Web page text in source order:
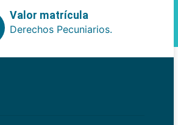
Valor matrícula
Derechos Pecuniarios.